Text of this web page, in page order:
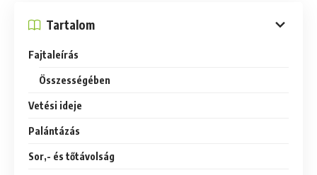
Tartalom
Fajtaleírás
Összességében
Vetési ideje
Palántázás
Sor,- és tőtávolság